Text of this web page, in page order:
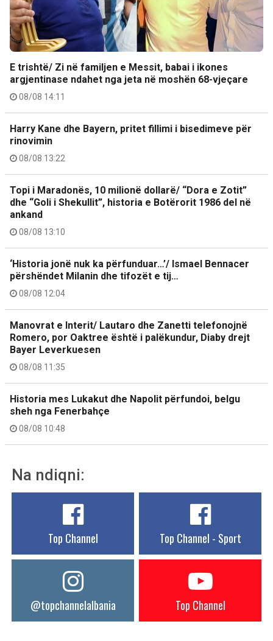
E trishtë/ Zi në familjen e Messit, babai i ikones
argjentinase ndahet nga jeta në moshën 68-vjeçare
08/08 14:11
Harry Kane dhe Bayern, pritet fillimi i bisedimeve për
rinovimin
08/08 13:22
Topi i Maradonës, 10 milionë dollarë/ “Dora e Zotit”
dhe “Goli i Shekullit”, historia e Botërorit 1986 del në
ankand
08/08 13:10
‘Historia jonë nuk ka përfunduar…’/ Ismael Bennacer
përshëndet Milanin dhe tifozët e tij…
08/08 12:04
Manovrat e Interit/ Lautaro dhe Zanetti telefonojnë
Romero, por Oaktree është i palëkundur, Diaby drejt
Bayer Leverkuesen
08/08 11:35
Historia mes Lukakut dhe Napolit përfundoi, belgu
sheh nga Fenerbahçe
08/08 10:48
Na ndiqni:
Top Channel Top Channel - Sport
@topchannelalbania Top Channel